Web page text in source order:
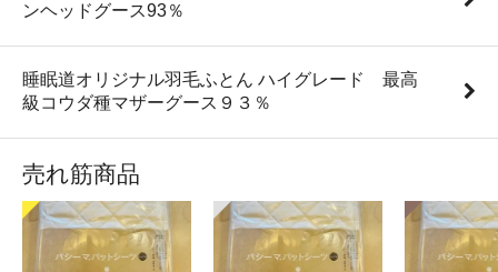
ンヘッドグース93％
睡眠道オリジナル羽毛ふとん ハイグレード 最高
級コウダ種マザーグース９３％
売れ筋商品